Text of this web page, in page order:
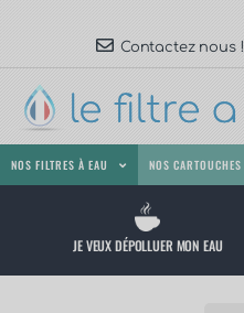
Contactez nous !
NOS FILTRES À EAU NOS CARTOUCHES
JE VEUX DÉPOLLUER MON EAU